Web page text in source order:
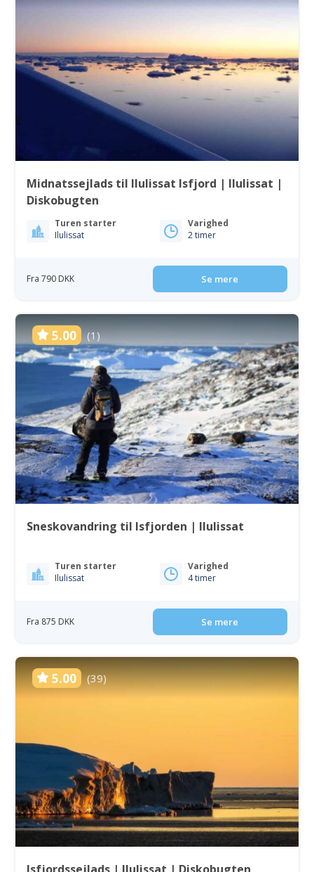
Midnatssejlads til Ilulissat Isfjord | Ilulissat |
Diskobugten
Turen starter
Ilulissat
Varighed
2 timer
Fra 790 DKK Se mere
5.00 (1)
Sneskovandring til Isfjorden | Ilulissat
Turen starter
Ilulissat
Varighed
4 timer
Fra 875 DKK Se mere
5.00 (39)